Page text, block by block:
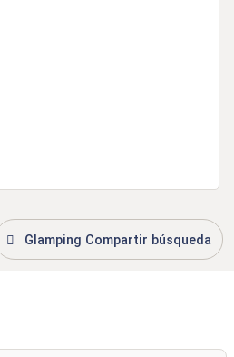
Glamping Compartir búsqueda